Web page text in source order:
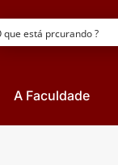
A Faculdade